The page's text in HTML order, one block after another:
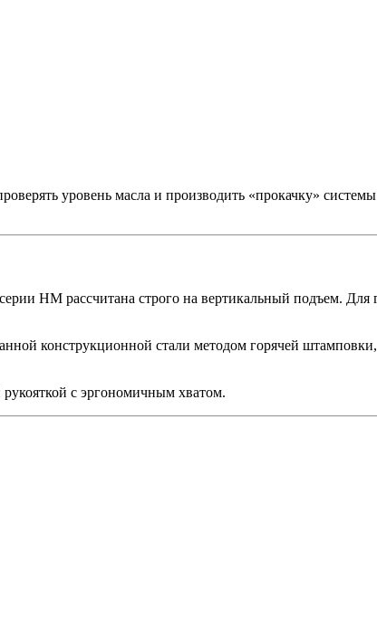
уровень масла и производить «прокачку»
HM рассчитана строго на вертикальный подъем. Для
конструкционной стали методом горячей
с эргономичным хватом.